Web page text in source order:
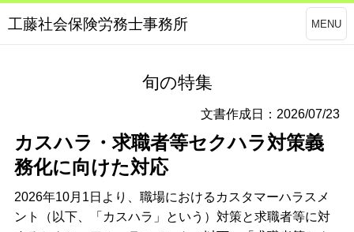
工藤社会保険労務士事務所 MENU
旬の特集
文書作成日：2026/07/23
カスハラ・求職者等セクハラ対策義
務化に向けた対応
2026年10月1日より、職場におけるカスタマーハラスメ
ント（以下、「カスハラ」という）対策と求職者等に対